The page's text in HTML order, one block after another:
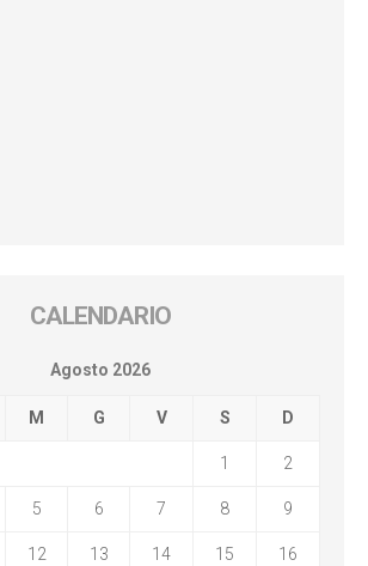
CALENDARIO
Agosto 2026
M G V S D
1 2
5 6 7 8 9
12 13 14 15 16